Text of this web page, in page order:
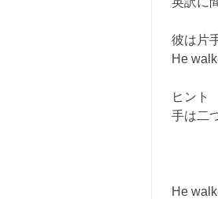
彼は片
He
ヒント
手は二
He